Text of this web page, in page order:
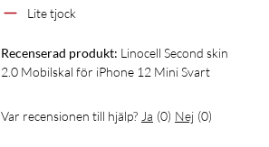
Lite tjock
Recenserad produkt: Linocell Second skin
2.0 Mobilskal för iPhone 12 Mini Svart
Var recensionen till hjälp? Ja (0) Nej (0)